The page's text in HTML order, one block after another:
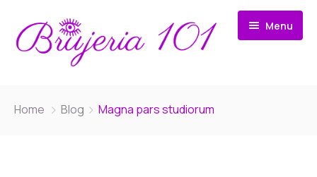
Menu
Home Blog Magna pars studiorum